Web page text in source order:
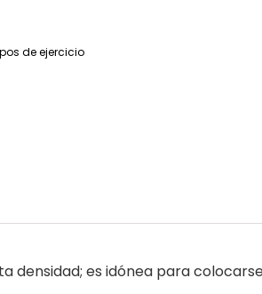
de ejercicio
densidad; es idónea para